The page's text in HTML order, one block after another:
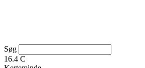
Søg
16.4 C